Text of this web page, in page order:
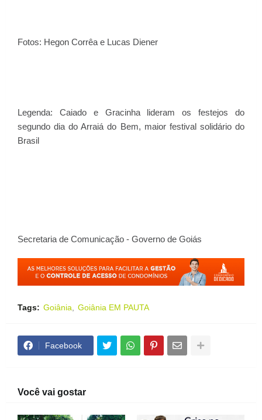
Fotos: Hegon Corrêa e Lucas Diener
Legenda: Caiado e Gracinha lideram os festejos do
segundo dia do Arraiá do Bem, maior festival solidário do
Brasil
Secretaria de Comunicação - Governo de Goiás
Tags: Goiânia Goiânia EM PAUTA
Facebook
Você vai gostar